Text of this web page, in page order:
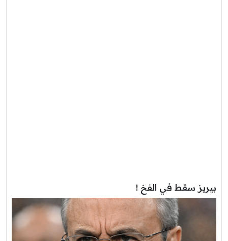
بيريز سقط في الفخ !